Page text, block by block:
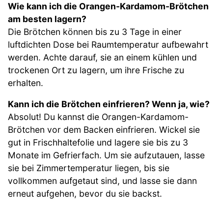
Wie kann ich die Orangen-Kardamom-Brötchen
am besten lagern?
Die Brötchen können bis zu 3 Tage in einer
luftdichten Dose bei Raumtemperatur aufbewahrt
werden. Achte darauf, sie an einem kühlen und
trockenen Ort zu lagern, um ihre Frische zu
erhalten.
Kann ich die Brötchen einfrieren? Wenn ja, wie?
Absolut! Du kannst die Orangen-Kardamom-
Brötchen vor dem Backen einfrieren. Wickel sie
gut in Frischhaltefolie und lagere sie bis zu 3
Monate im Gefrierfach. Um sie aufzutauen, lasse
sie bei Zimmertemperatur liegen, bis sie
vollkommen aufgetaut sind, und lasse sie dann
erneut aufgehen, bevor du sie backst.